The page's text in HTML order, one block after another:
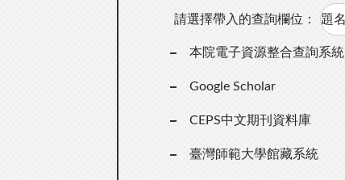
請選擇帶入的查詢欄位：
本院電子資源整合查詢系統
Google Scholar
CEPS中文期刊資料庫
臺灣師範大學館藏系統